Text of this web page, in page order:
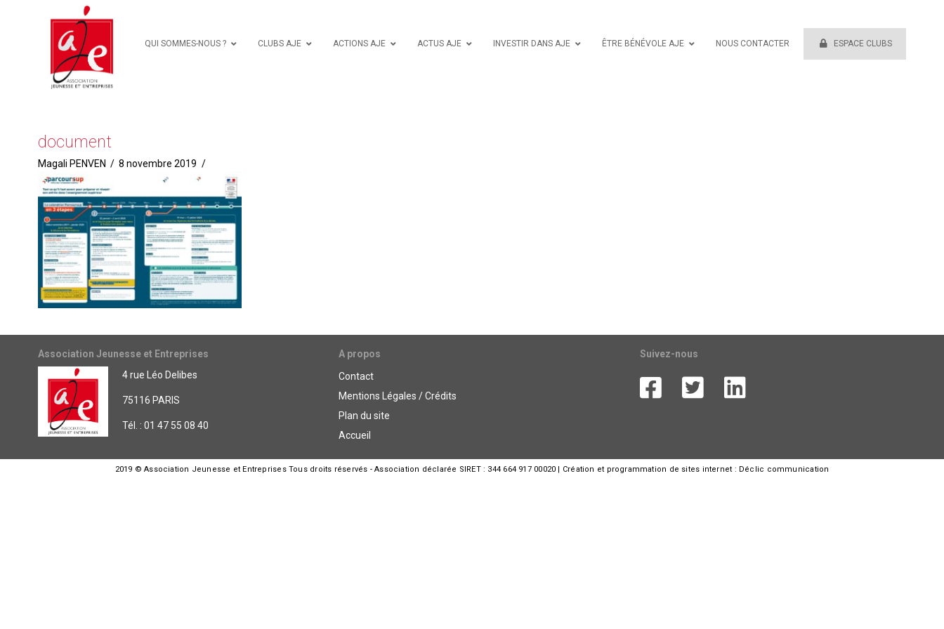
QUI SOMMES-NOUS ? CLUBS AJE ACTIONS AJE ACTUS AJE INVESTIR DANS AJE ÊTRE BÉNÉVOLE AJE NOUS CONTACTER ESPACE CLUBS
document
Magali PENVEN 8 novembre 2019
Association Jeunesse et Entreprises
4 rue Léo Delibes
75116 PARIS
Tél. : 01 47 55 08 40
A propos
Contact
Mentions Légales / Crédits
Plan du site
Accueil
Suivez-nous
2019 © Association Jeunesse et Entreprises Tous droits réservés - Association déclarée SIRET : 344 664 917 00020 | Création et programmation de sites internet : Déclic communication